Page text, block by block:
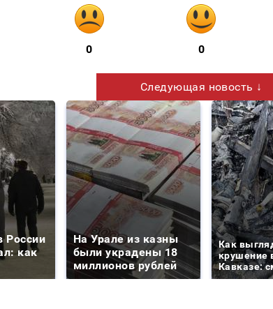
0 0
Следующая новость ↓
России
как
На Урале из казны
были украдены 18
миллионов рублей
Как
крушение
Кавказе: